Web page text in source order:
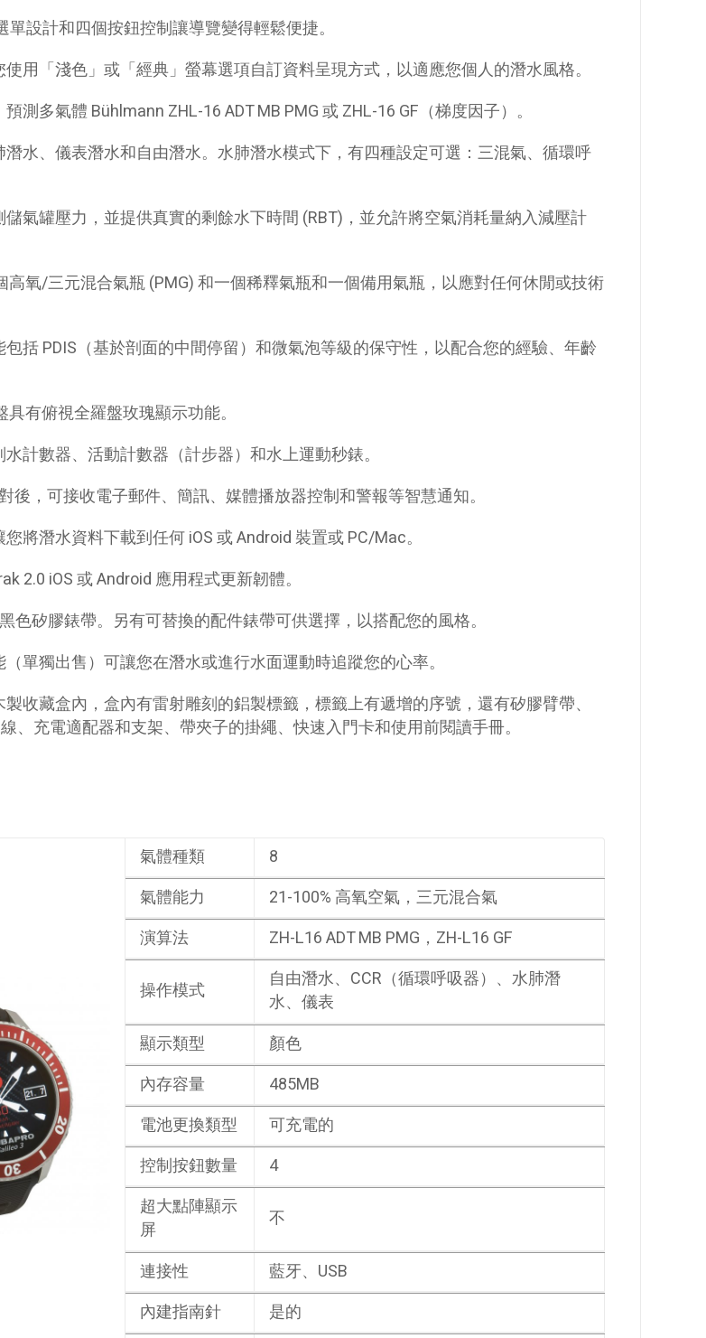
單設計和四個按鈕控制讓導覽變得輕鬆便捷。
用「淺色」或「經典」螢幕選項自訂資料呈現方式，以適應您個人的潛水風格。
測多氣體 Bühlmann ZHL-16 ADT MB PMG 或 ZHL-16 GF（梯度因子）。
水、儀表潛水和自由潛水。水肺潛水模式下，有四種設定可選：三混氣、循環呼
氣罐壓力，並提供真實的剩餘水下時間 (RBT)，並允許將空氣消耗量納入減壓計
高氧/三元混合氣瓶 (PMG) 和一個稀釋氣瓶和一個備用氣瓶，以應對任何休閒或技術
括 PDIS（基於剖面的中間停留）和微氣泡等級的保守性，以配合您的經驗、年齡
有俯視全羅盤玫瑰顯示功能。
計數器、活動計數器（計步器）和水上運動秒錶。
後，可接收電子郵件、簡訊、媒體播放器控制和警報等智慧通知。
將潛水資料下載到任何 iOS 或 Android 裝置或 PC/Mac。
2.0 iOS 或 Android 應用程式更新韌體。
色矽膠錶帶。另有可替換的配件錶帶可供選擇，以搭配您的風格。
單獨出售）可讓您在潛水或進行水面運動時追蹤您的心率。
收藏盒內，盒內有雷射雕刻的鋁製標籤，標籤上有遞增的序號，還有矽膠臂帶、
、充電適配器和支架、帶夾子的掛繩、快速入門卡和使用前閱讀手冊。
氣體種類
8
氣體能力
21-100% 高氧空氣，三元混合氣
演算法
ZH-L16 ADT MB PMG，ZH-L16 GF
操作模式
自由潛水、CCR（循環呼吸器）、水肺潛
水、儀表
顯示類型
顏色
內存容量
485MB
電池更換類型
可充電的
控制按鈕數量
4
超大點陣顯示
屏
不
連接性
藍牙、USB
內建指南針
是的